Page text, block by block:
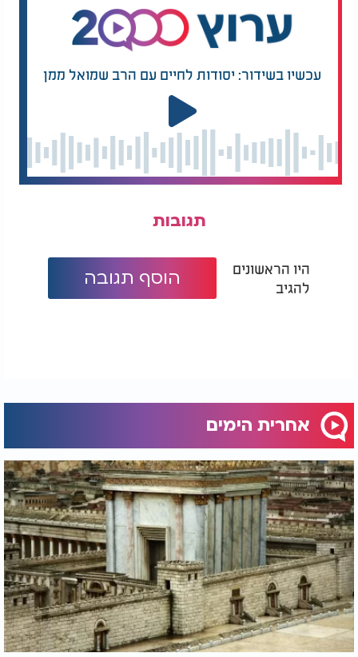
עכשיו בשידור: יסודות לחיים עם הרב שמואל ממן
תגובות
היו הראשונים
להגיב
הוסף תגובה
אחרית הימים